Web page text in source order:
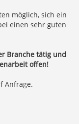
möglich, sich ein
einen sehr guten
Branche tätig und
offen!
Anfrage.